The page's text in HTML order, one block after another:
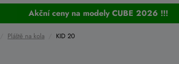
Akční ceny na modely CUBE 2026 !!!
Pláště na kola KID 20